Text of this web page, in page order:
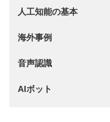
人工知能の基本
海外事例
音声認識
AIボット